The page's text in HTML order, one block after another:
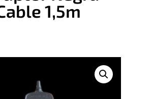
1,5m